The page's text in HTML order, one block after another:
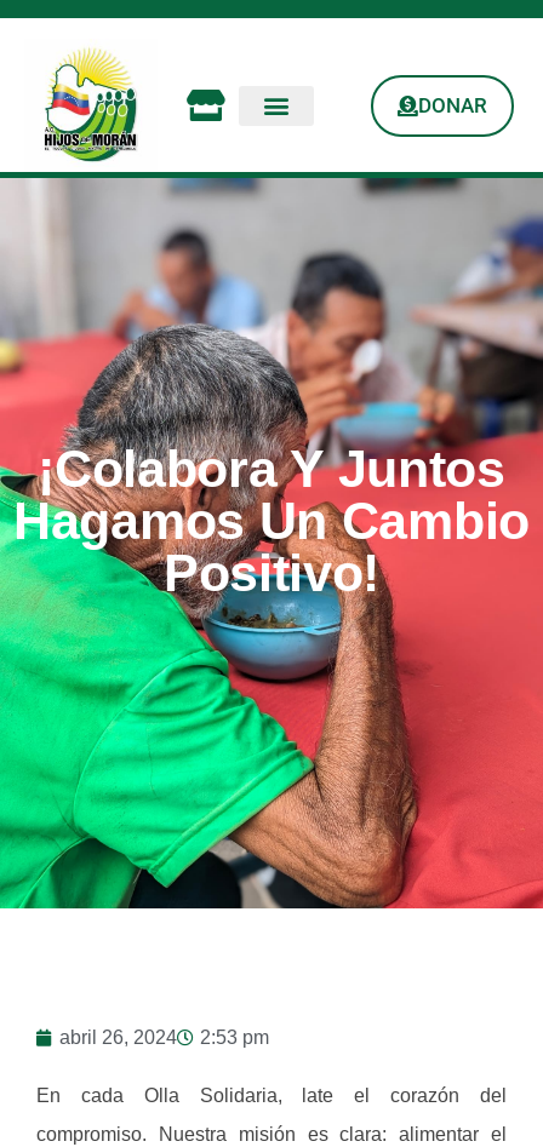
DONAR
¡Colabora Y Juntos
Hagamos Un Cambio
Positivo!
abril 26, 2024 2:53 pm
En cada Olla Solidaria, late el corazón del
compromiso. Nuestra misión es clara: alimentar el